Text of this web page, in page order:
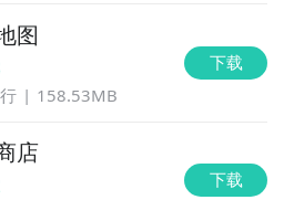
图
158.53MB
下载
店
下载